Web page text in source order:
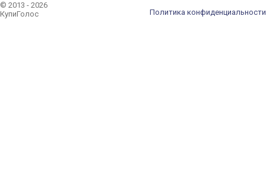
© 2013 - 2026
КупиГолос
Политика конфиденциальности